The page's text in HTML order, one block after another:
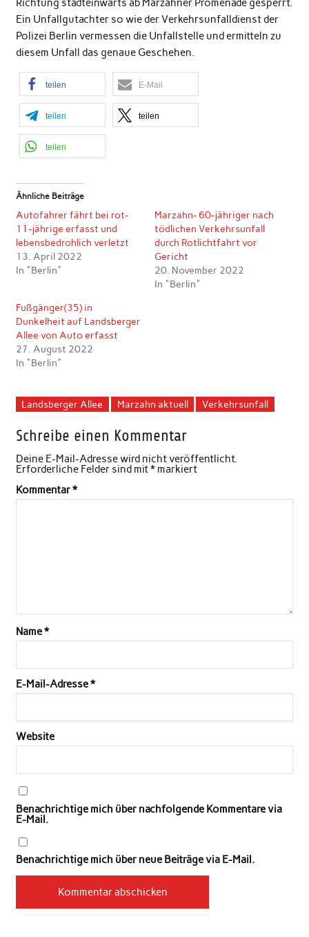
Richtung stadteinwärts ab Marzahner Promenade gesperrt.
Ein Unfallgutachter so wie der Verkehrsunfalldienst der
Polizei Berlin vermessen die Unfallstelle und ermitteln zu
diesem Unfall das genaue Geschehen.
teilen E-Mail
teilen teilen
teilen
Ähnliche Beiträge
Autofahrer fährt bei rot-
11-jährige erfasst und
lebensbedrohlich verletzt
13. April 2022
In "Berlin"
Marzahn- 60-jähriger nach
tödlichen Verkehrsunfall
durch Rotlichtfahrt vor
Gericht
20. November 2022
In "Berlin"
Fußgänger(35) in
Dunkelheit auf Landsberger
Allee von Auto erfasst
27. August 2022
In "Berlin"
Landsberger Allee Marzahn aktuell Verkehrsunfall
Schreibe einen Kommentar
Deine E-Mail-Adresse wird nicht veröffentlicht.
Erforderliche Felder sind mit*markiert
Kommentar*
Name*
E-Mail-Adresse*
Website
Benachrichtige mich über nachfolgende Kommentare via
E-Mail.
Benachrichtige mich über neue Beiträge via E-Mail.